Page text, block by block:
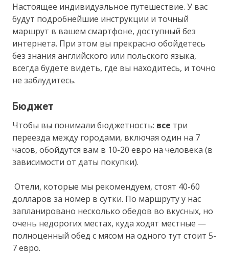
Настоящее индивидуальное путешествие. У вас
будут подробнейшие инструкции и точный
маршрут в вашем смартфоне, доступный без
интернета. При этом вы прекрасно обойдетесь
без знания английского или польского языка,
всегда будете видеть, где вы находитесь, и точно
не заблудитесь.
Бюджет
Чтобы вы понимали бюджетность: все три
переезда между городами, включая один на 7
часов, обойдутся вам в 10-20 евро на человека (в
зависимости от даты покупки).
Отели, которые мы рекомендуем, стоят 40-60
долларов за номер в сутки. По маршруту у нас
запланировано несколько обедов во вкусных, но
очень недорогих местах, куда ходят местные —
полноценный обед с мясом на одного тут стоит 5-
7 евро.